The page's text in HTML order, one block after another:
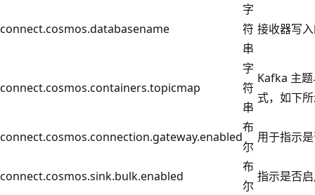
connect.cosmos.databasename
字
符
串
接收器写
connect.cosmos.containers.topicmap
字
符
串
Kafka 主
式，如下
connect.cosmos.connection.gateway.enabled
布
尔
用于指示
connect.cosmos.sink.bulk.enabled
布
尔
指示是否